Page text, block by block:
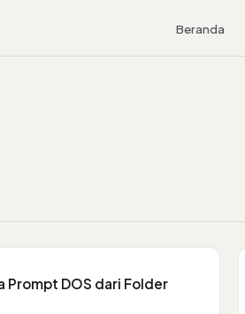
Beranda
Prompt DOS dari Folder